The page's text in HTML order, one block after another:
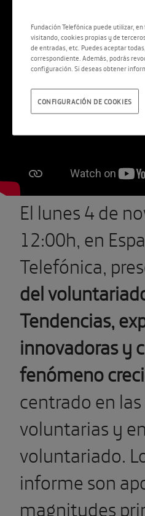
El lunes 4 de
12:00h, en
Telefónica,
del
Tendencias,
innovadoras y
fenómeno
centrado en
voluntarias y
voluntariado.
informe son
magnitudes
Fundación Telefónica puede utilizar,
visitando, cookies propias y de
de entradas, etc. Puedes aceptar
correspondiente. Además, podrás
configuración. Si deseas obtener
CONFIGURACIÓN DE COOKIES